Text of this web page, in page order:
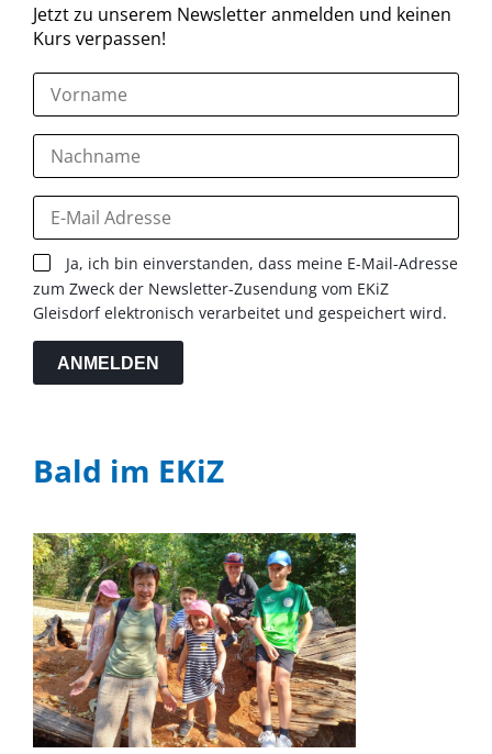
Jetzt zu unserem Newsletter anmelden und keinen
Kurs verpassen!
Ja, ich bin einverstanden, dass meine E-Mail-Adresse
zum Zweck der Newsletter-Zusendung vom EKiZ
Gleisdorf elektronisch verarbeitet und gespeichert wird.
ANMELDEN
Bald im EKiZ